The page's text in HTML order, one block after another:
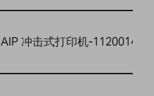
AIP 冲击式打印机-